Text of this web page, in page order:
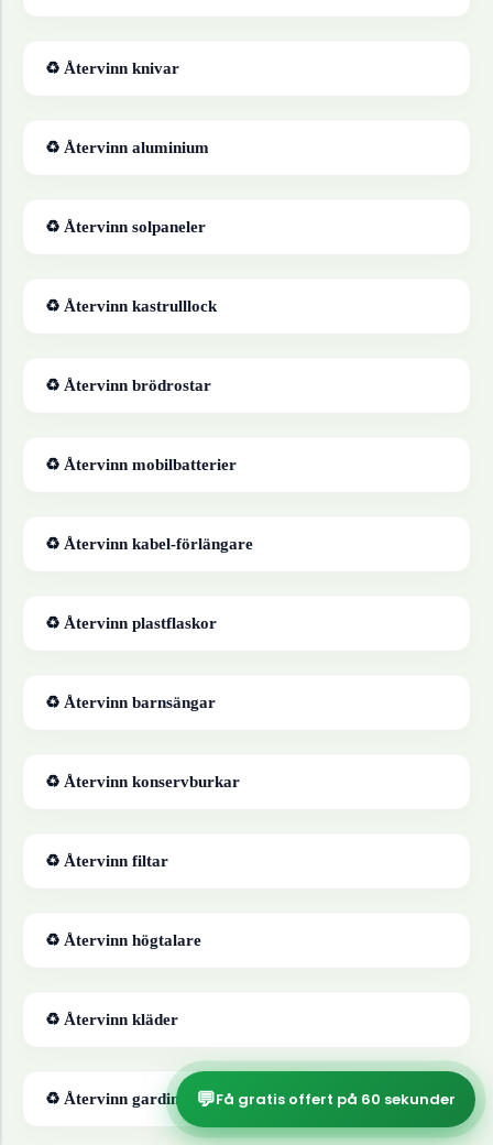
♻ Återvinn knivar
♻ Återvinn aluminium
♻ Återvinn solpaneler
♻ Återvinn kastrulllock
♻ Återvinn brödrostar
♻ Återvinn mobilbatterier
♻ Återvinn kabel-förlängare
♻ Återvinn plastflaskor
♻ Återvinn barnsängar
♻ Återvinn konservburkar
♻ Återvinn filtar
♻ Återvinn högtalare
♻ Återvinn kläder
♻ Återvinn gardiner 💬Få gratis offert på 60 sekunder